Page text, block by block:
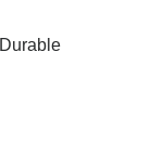
Durable